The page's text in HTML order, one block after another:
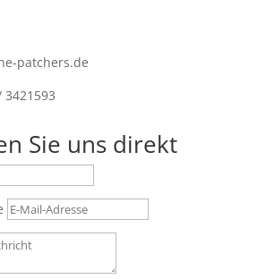
patchers.de
3421593
Sie uns direkt